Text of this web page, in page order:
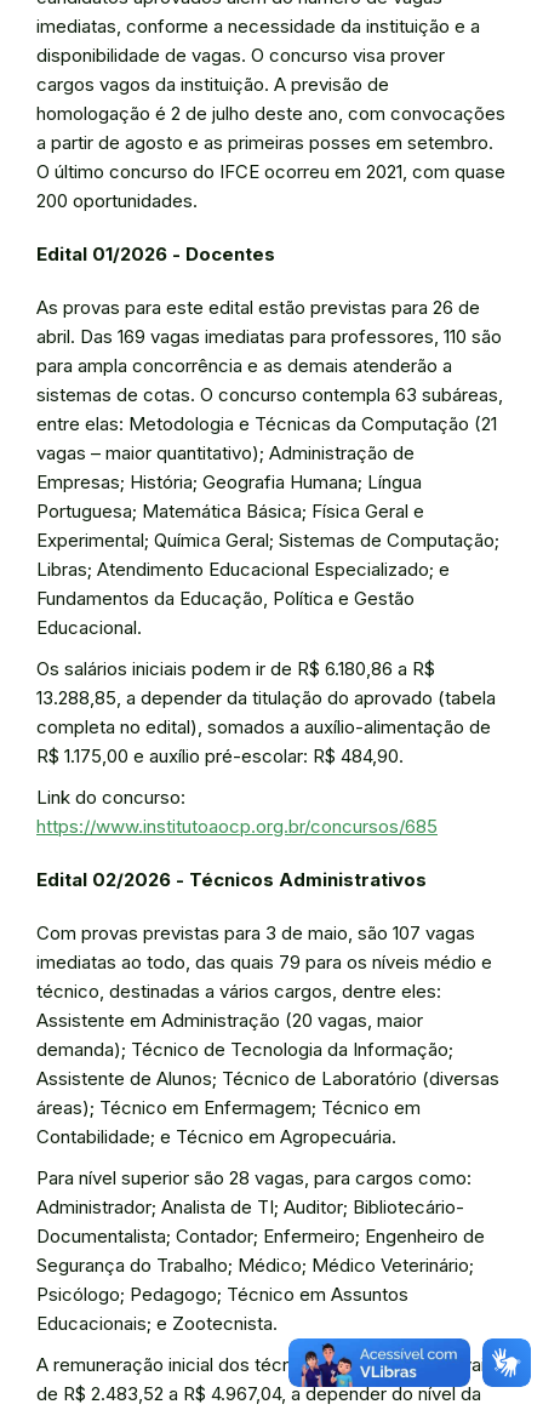
imediatas, conforme a necessidade da instituição e a
disponibilidade de vagas. O concurso visa prover
cargos vagos da instituição. A previsão de
homologação é 2 de julho deste ano, com convocações
a partir de agosto e as primeiras posses em setembro.
O último concurso do IFCE ocorreu em 2021, com quase
200 oportunidades.
Edital 01/2026 - Docentes
As provas para este edital estão previstas para 26 de
abril. Das 169 vagas imediatas para professores, 110 são
para ampla concorrência e as demais atenderão a
sistemas de cotas. O concurso contempla 63 subáreas,
entre elas: Metodologia e Técnicas da Computação (21
vagas – maior quantitativo); Administração de
Empresas; História; Geografia Humana; Língua
Portuguesa; Matemática Básica; Física Geral e
Experimental; Química Geral; Sistemas de Computação;
Libras; Atendimento Educacional Especializado; e
Fundamentos da Educação, Política e Gestão
Educacional.
Os salários iniciais podem ir de R$ 6.180,86 a R$
13.288,85, a depender da titulação do aprovado (tabela
completa no edital), somados a auxílio-alimentação de
R$ 1.175,00 e auxílio pré-escolar: R$ 484,90.
Link do concurso:
https://www.institutoaocp.org.br/concursos/685
Edital 02/2026 - Técnicos Administrativos
Com provas previstas para 3 de maio, são 107 vagas
imediatas ao todo, das quais 79 para os níveis médio e
técnico, destinadas a vários cargos, dentre eles:
Assistente em Administração (20 vagas, maior
demanda); Técnico de Tecnologia da Informação;
Assistente de Alunos; Técnico de Laboratório (diversas
áreas); Técnico em Enfermagem; Técnico em
Contabilidade; e Técnico em Agropecuária.
Para nível superior são 28 vagas, para cargos como:
Administrador; Analista de TI; Auditor; Bibliotecário-
Documentalista; Contador; Enfermeiro; Engenheiro de
Segurança do Trabalho; Médico; Médico Veterinário;
Psicólogo; Pedagogo; Técnico em Assuntos
Educacionais; e Zootecnista.
A remuneração inicial dos técnicos administrativos vai
de R$ 2.483,52 a R$ 4.967,04, a depender do nível da